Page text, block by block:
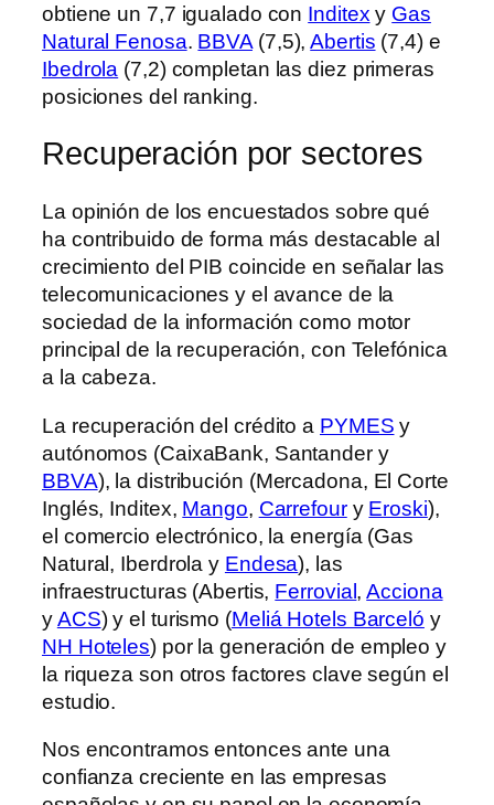
obtiene un 7,7 igualado con Inditex y Gas
Natural Fenosa. BBVA (7,5),Abertis (7,4) e
Ibedrola (7,2) completan las diez primeras
posiciones del ranking.
Recuperación por sectores
La opinión de los encuestados sobre qué
ha contribuido de forma más destacable al
crecimiento del PIB coincide en señalar las
telecomunicaciones y el avance de la
sociedad de la información como motor
principal de la recuperación, con Telefónica
a la cabeza.
La recuperación del crédito a PYMES y
autónomos (CaixaBank, Santander y
BBVA), la distribución (Mercadona, El Corte
Inglés, Inditex, Mango, Carrefoury Eroski),
el comercio electrónico, la energía (Gas
Natural, Iberdrola y Endesa), las
infraestructuras (Abertis, Ferrovial,Acciona
yACS) y el turismo (Meliá Hotels Barceló y
NH Hoteles) por la generación de empleo y
la riqueza son otros factores clave según el
estudio.
Nos encontramos entonces ante una
confianza creciente en las empresas